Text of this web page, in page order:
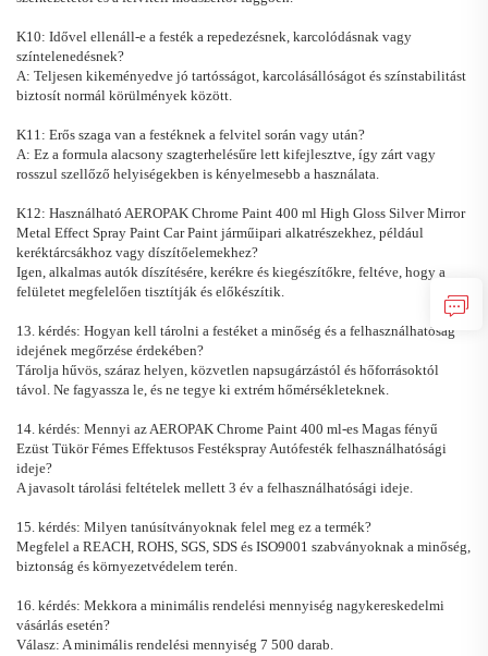
K10: Idővel ellenáll-e a festék a repedezésnek, karcolódásnak vagy
színtelenedésnek?
A: Teljesen kikeményedve jó tartósságot, karcolásállóságot és színstabilitást
biztosít normál körülmények között.
K11: Erős szaga van a festéknek a felvitel során vagy után?
A: Ez a formula alacsony szagterhelésűre lett kifejlesztve, így zárt vagy
rosszul szellőző helyiségekben is kényelmesebb a használata.
K12: Használható AEROPAK Chrome Paint 400 ml High Gloss Silver Mirror
Metal Effect Spray Paint Car Paint járműipari alkatrészekhez, például
keréktárcsákhoz vagy díszítőelemekhez?
Igen, alkalmas autók díszítésére, kerékre és kiegészítőkre, feltéve, hogy a
felületet megfelelően tisztítják és előkészítik.
13. kérdés: Hogyan kell tárolni a festéket a minőség és a felhasználhatóság
idejének megőrzése érdekében?
Tárolja hűvös, száraz helyen, közvetlen napsugárzástól és hőforrásoktól
távol. Ne fagyassza le, és ne tegye ki extrém hőmérsékleteknek.
14. kérdés: Mennyi az AEROPAK Chrome Paint 400 ml-es Magas fényű
Ezüst Tükör Fémes Effektusos Festékspray Autófesték felhasználhatósági
ideje?
A javasolt tárolási feltételek mellett 3 év a felhasználhatósági ideje.
15. kérdés: Milyen tanúsítványoknak felel meg ez a termék?
Megfelel a REACH, ROHS, SGS, SDS és ISO9001 szabványoknak a minőség,
biztonság és környezetvédelem terén.
16. kérdés: Mekkora a minimális rendelési mennyiség nagykereskedelmi
vásárlás esetén?
Válasz: A minimális rendelési mennyiség 7 500 darab.